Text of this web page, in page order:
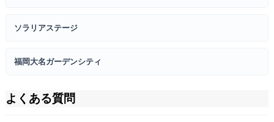
ソラリアステージ
福岡大名ガーデンシティ
よくある質問